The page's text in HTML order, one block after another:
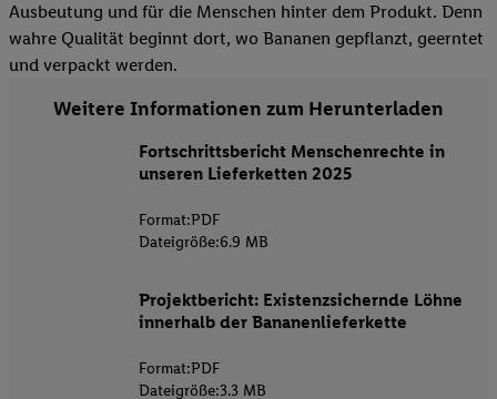
Ausbeutung und für die Menschen hinter dem Produkt. Denn
wahre Qualität beginnt dort, wo Bananen gepflanzt, geerntet
und verpackt werden.
Weitere Informationen zum Herunterladen
Fortschrittsbericht Menschenrechte in
unseren Lieferketten 2025
Format:PDF
Dateigröße:6.9 MB
Projektbericht: Existenzsichernde Löhne
innerhalb der Bananenlieferkette
Format:PDF
Dateigröße:3.3 MB